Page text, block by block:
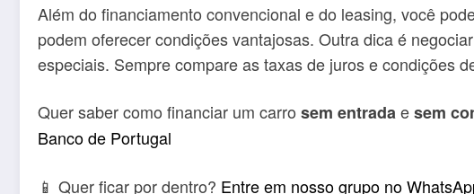
Além do financiamento convencional e do leasing, você
podem oferecer condições vantajosas. Outra dica é
especiais. Sempre compare as taxas de juros e condições
Quer saber como financiar um carro sem entradaesem
Banco de Portugal
📱 Quer ficar por dentro? Entre em nosso grupo no